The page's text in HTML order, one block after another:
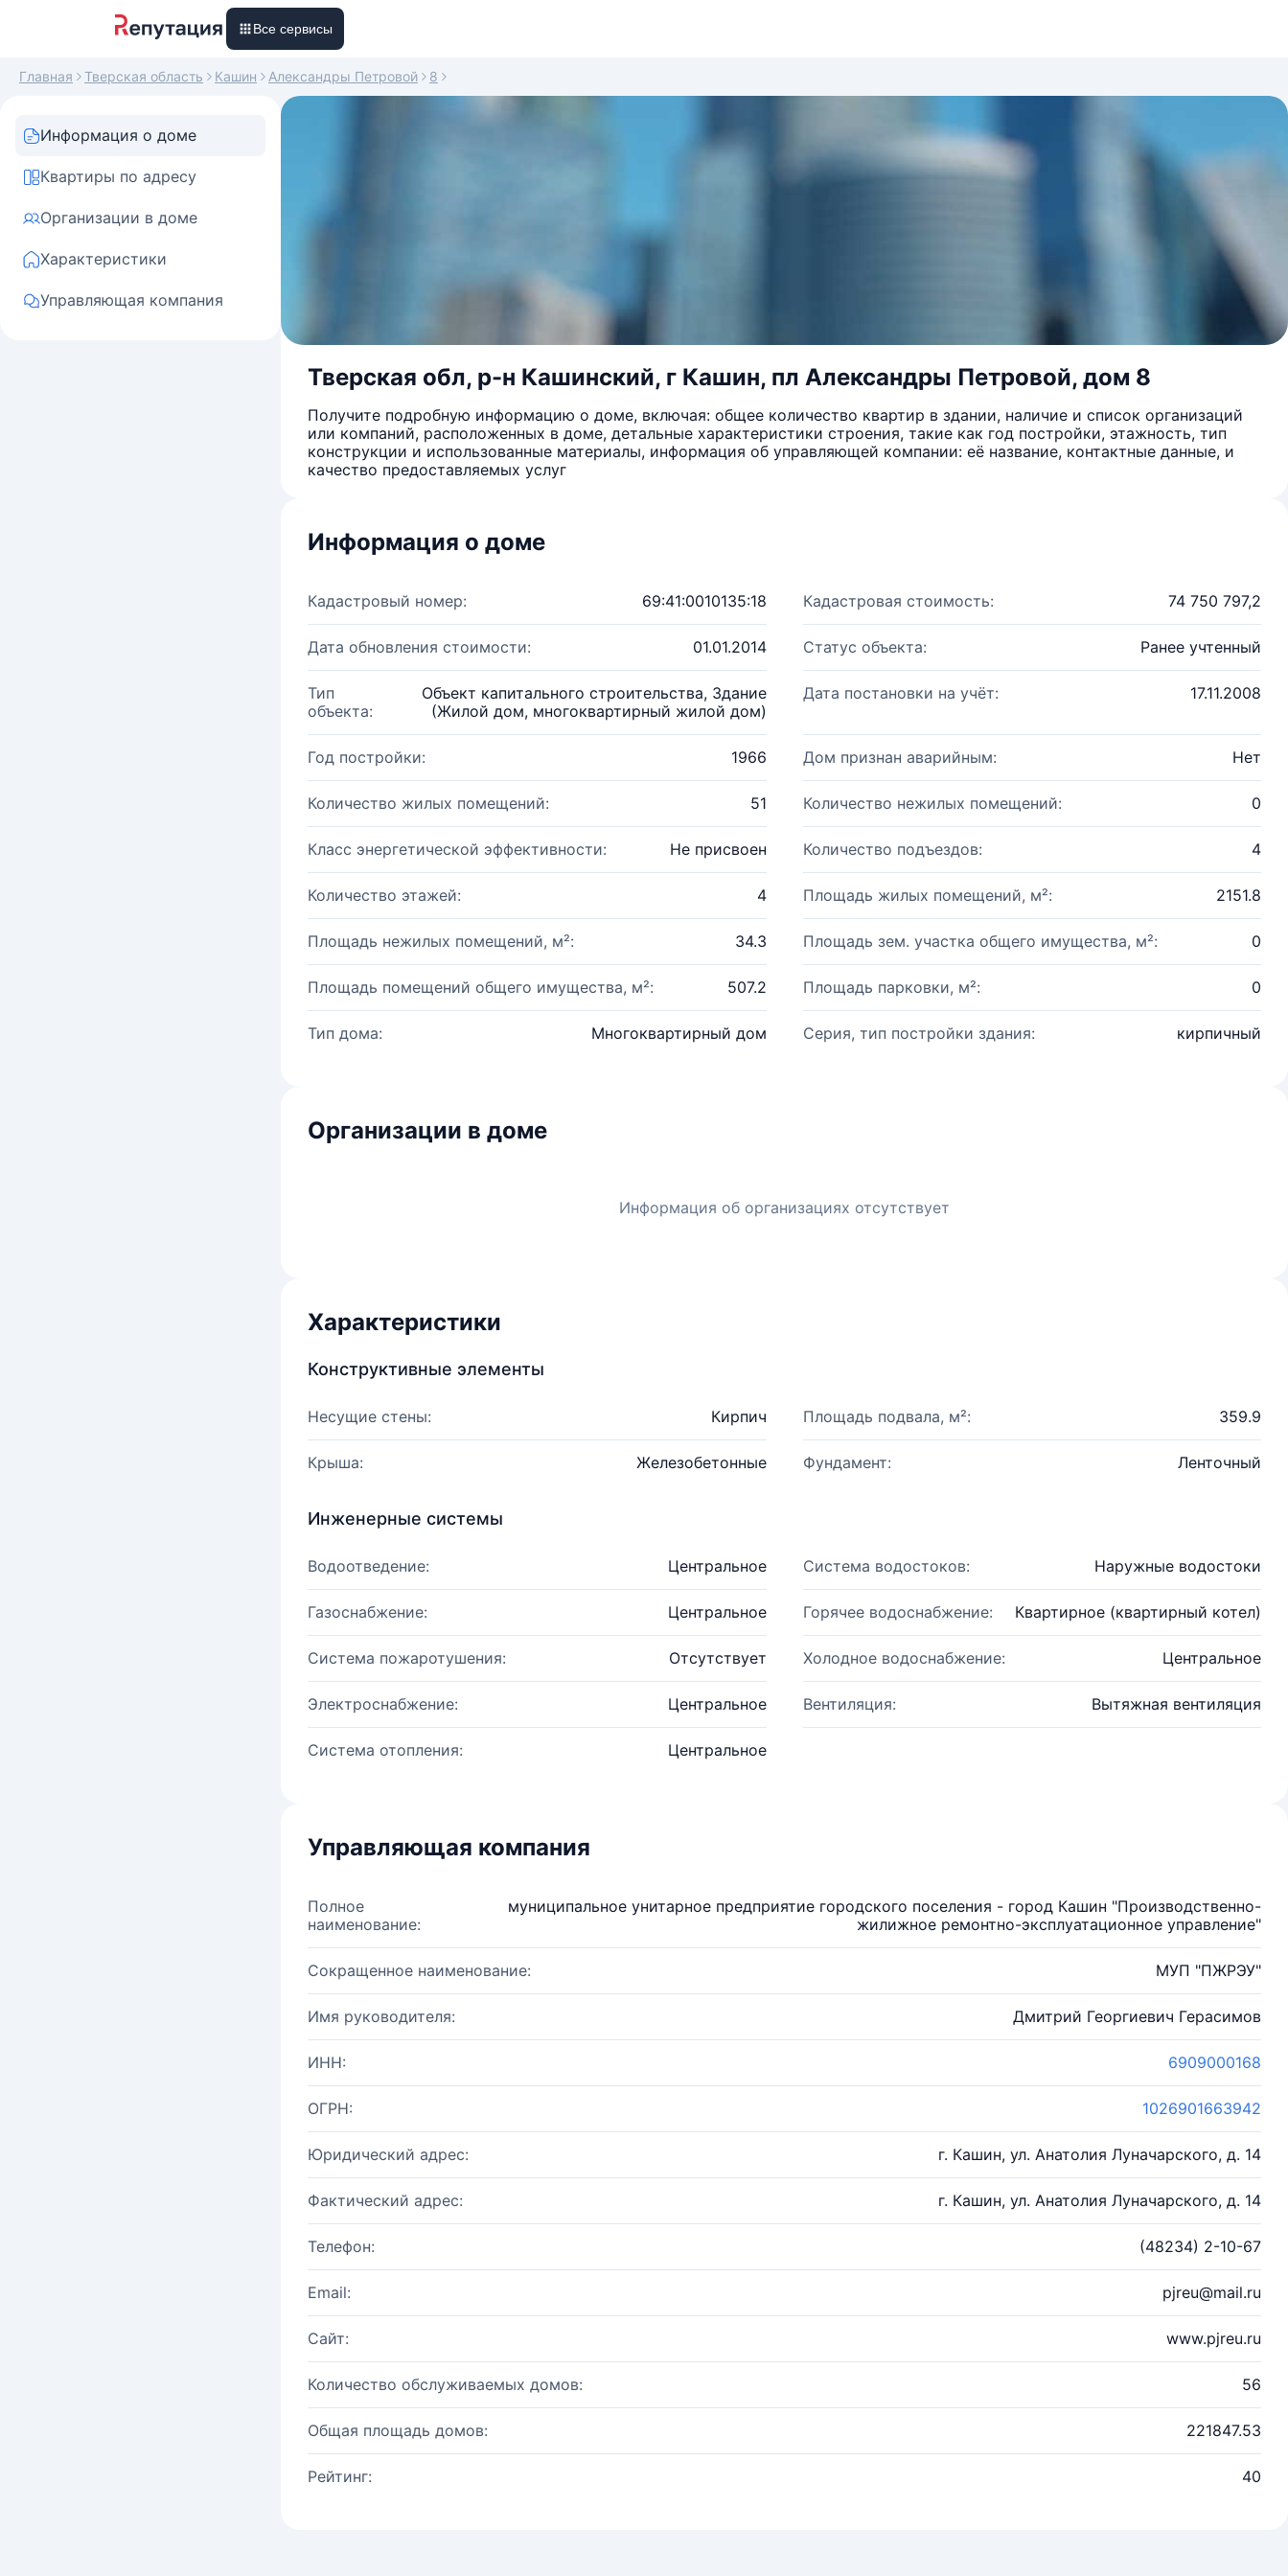
Все сервисы
Главная Тверская область Кашин Александры Петровой 8
Информация о доме
Квартиры по адресу
Организации в доме
Характеристики
Управляющая компания
Тверская обл, р-н Кашинский, г Кашин, пл Александры Петровой, дом 8
Получите подробную информацию о доме, включая: общее количество квартир в здании, наличие и список организаций
или компаний, расположенных в доме, детальные характеристики строения, такие как год постройки, этажность, тип
конструкции и использованные материалы, информация об управляющей компании: её название, контактные данные, и
качество предоставляемых услуг
Информация о доме
Кадастровый номер: 69:41:0010135:18 Кадастровая стоимость: 74 750 797,2
Дата обновления стоимости: 01.01.2014 Статус объекта: Ранее учтенный
Тип
объекта:
Объект капитального строительства, Здание
(Жилой дом, многоквартирный жилой дом)
Дата постановки на учёт: 17.11.2008
Год постройки: 1966 Дом признан аварийным: Нет
Количество жилых помещений: 51 Количество нежилых помещений: 0
Класс энергетической эффективности: Не присвоен Количество подъездов: 4
Количество этажей: 4 Площадь жилых помещений, м²: 2151.8
Площадь нежилых помещений, м²: 34.3 Площадь зем. участка общего имущества, м²: 0
Площадь помещений общего имущества, м²: 507.2 Площадь парковки, м²: 0
Тип дома: Многоквартирный дом Серия, тип постройки здания: кирпичный
Организации в доме
Информация об организациях отсутствует
Характеристики
Конструктивные элементы
Несущие стены: Кирпич Площадь подвала, м²: 359.9
Крыша: Железобетонные Фундамент: Ленточный
Инженерные системы
Водоотведение: Центральное Система водостоков: Наружные водостоки
Газоснабжение: Центральное Горячее водоснабжение: Квартирное (квартирный котел)
Система пожаротушения: Отсутствует Холодное водоснабжение: Центральное
Электроснабжение: Центральное Вентиляция: Вытяжная вентиляция
Система отопления: Центральное
Управляющая компания
Полное
наименование:
муниципальное унитарное предприятие городского поселения - город Кашин "Производственно-
жилижное ремонтно-эксплуатационное управление"
Сокращенное наименование: МУП "ПЖРЭУ"
Имя руководителя: Дмитрий Георгиевич Герасимов
ИНН: 6909000168
ОГРН: 1026901663942
Юридический адрес: г. Кашин, ул. Анатолия Луначарского, д. 14
Фактический адрес: г. Кашин, ул. Анатолия Луначарского, д. 14
Телефон: (48234) 2-10-67
Email: pjreu@mail.ru
Сайт: www.pjreu.ru
Количество обслуживаемых домов: 56
Общая площадь домов: 221847.53
Рейтинг: 40